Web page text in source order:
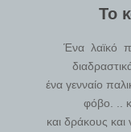
Το
Ένα λαϊκό
ένα γενναίο
φόβο. ..
και δράκους και